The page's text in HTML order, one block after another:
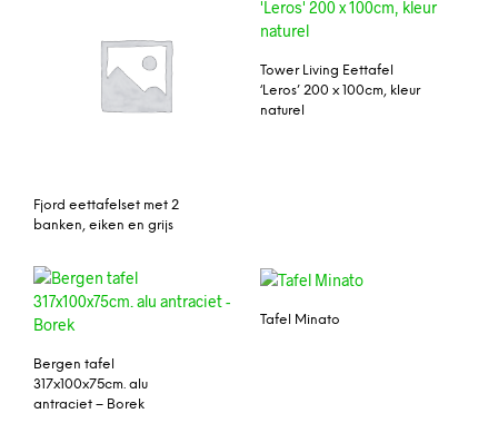
Fjord eettafelset met 2
banken, eiken en grijs
Tower Living Eettafel
‘Leros’ 200 x 100cm, kleur
naturel
Bergen tafel
317x100x75cm. alu
antraciet – Borek
Tafel Minato